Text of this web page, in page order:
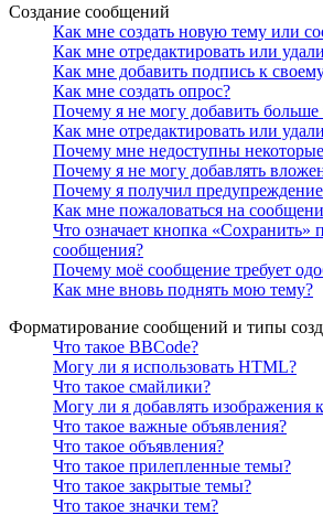
Создание сообщений
Как мне создать новую тему или
Как мне отредактировать или
Как мне добавить подпись к
Как мне создать опрос?
Почему я не могу добавить больше
Как мне отредактировать или
Почему мне недоступны
Почему я не могу добавлять
Почему я получил
Как мне пожаловаться на
Что означает кнопка «Сохранить»
сообщения?
Почему моё сообщение требует
Как мне вновь поднять мою тему?
Форматирование сообщений и типы
Что такое BBCode?
Могу ли я использовать HTML?
Что такое смайлики?
Могу ли я добавлять изображения
Что такое важные объявления?
Что такое объявления?
Что такое прилепленные темы?
Что такое закрытые темы?
Что такое значки тем?